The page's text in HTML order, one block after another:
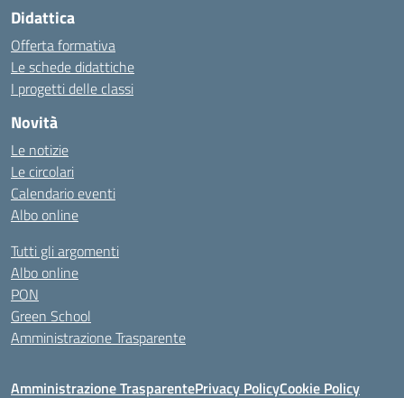
Didattica
Offerta formativa
Le schede didattiche
I progetti delle classi
Novità
Le notizie
Le circolari
Calendario eventi
Albo online
Tutti gli argomenti
Albo online
PON
Green School
Amministrazione Trasparente
Amministrazione TrasparentePrivacy PolicyCookie Policy